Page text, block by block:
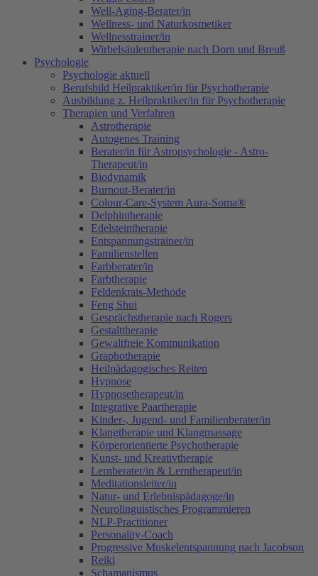
Well-Aging-Berater/in
Wellness- und Naturkosmetiker
Wellnesstrainer/in
Wirbelsäulentherapie nach Dorn und Breuß
Psychologie
Psychologie aktuell
Berufsbild Heilpraktiker/in für Psychotherapie
Ausbildung z. Heilpraktiker/in für Psychotherapie
Therapien und Verfahren
Astrotherapie
Autogenes Training
Berater/in für Astropsychologie - Astro-
Therapeut/in
Biodynamik
Burnout-Berater/in
Colour-Care-System Aura-Soma®
Delphintherapie
Edelsteintherapie
Entspannungstrainer/in
Familienstellen
Farbberater/in
Farbtherapie
Feldenkrais-Methode
Feng Shui
Gesprächstherapie nach Rogers
Gestalttherapie
Gewaltfreie Kommunikation
Graphotherapie
Heilpädagogisches Reiten
Hypnose
Hypnosetherapeut/in
Integrative Paartherapie
Kinder-, Jugend- und Familienberater/in
Klangtherapie und Klangmassage
Körperorientierte Psychotherapie
Kunst- und Kreativtherapie
Lernberater/in & Lerntherapeut/in
Meditationsleiter/in
Natur- und Erlebnispädagoge/in
Neurolinguistisches Programmieren
NLP-Practitioner
Personality-Coach
Progressive Muskelentspannung nach Jacobson
Reiki
Schamanismus